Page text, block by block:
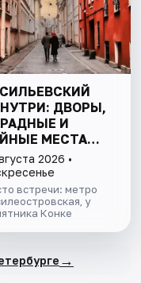
ДВОРЫ,
И
МЕСТА
2026 •
встречи: метро
у
Конке
→